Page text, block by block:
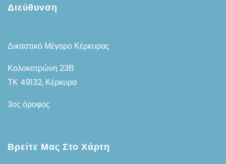
Διεύθυνση
Δικαστικό Μέγαρο Κέρκυρας
Κολοκοτρώνη 23Β
ΤΚ 49132, Κέρκυρα
3ος όροφος
Βρείτε Μας Στο Χάρτη